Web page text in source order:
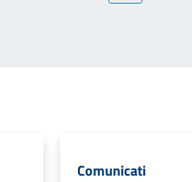
Comunicati